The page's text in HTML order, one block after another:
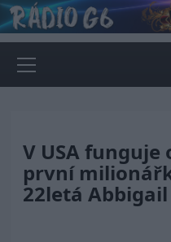
Skip
to
content
Menu
V USA
první
22letá Abbigail